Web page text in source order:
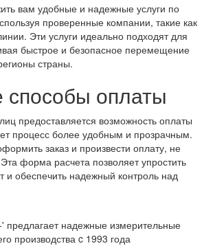
вам удобные и надежные услуги по
проверенные компании, такие как
Эти услуги идеально подходят для
быстрое и безопасное перемещение
страны.
оплаты
предоставляется возможность оплаты
процесс более удобным и прозрачным.
заказ и произвести оплату, не
форма расчета позволяет упростить
и обеспечить надежный контроль над
предлагает надежные измерительные
производства c 1993 года